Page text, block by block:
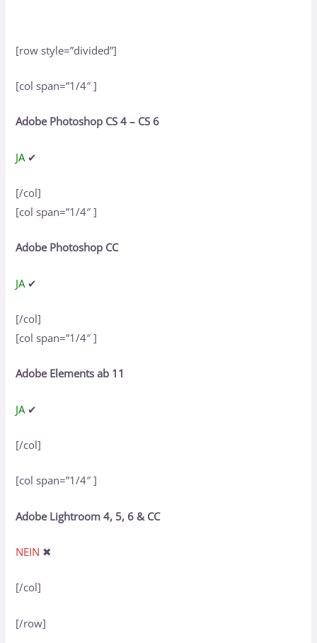
[row style=”divided”]
[col span=”1/4″ ]
Adobe Photoshop CS 4 – CS 6
JA ✔
[/col]
[col span=”1/4″ ]
Adobe Photoshop CC
JA ✔
[/col]
[col span=”1/4″ ]
Adobe Elements ab 11
JA ✔
[/col]
[col span=”1/4″ ]
Adobe Lightroom 4, 5, 6 & CC
NEIN ✖
[/col]
[/row]